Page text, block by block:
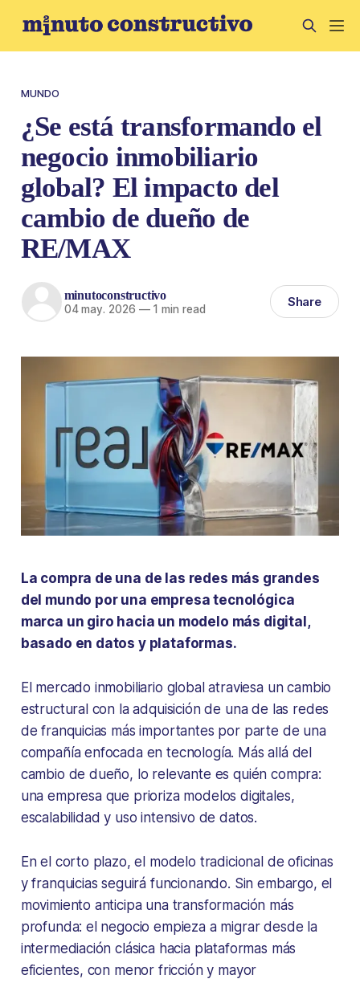
MUNDO
¿Se está transformando el
negocio inmobiliario
global? El impacto del
cambio de dueño de
RE/MAX
minutoconstructivo
04 may. 2026 —1 min read Share
La compra de una de las redes más grandes
del mundo por una empresa tecnológica
marca un giro hacia un modelo más digital,
basado en datos y plataformas.
El mercado inmobiliario global atraviesa un cambio
estructural con la adquisición de una de las redes
de franquicias más importantes por parte de una
compañía enfocada en tecnología. Más allá del
cambio de dueño, lo relevante es quién compra:
una empresa que prioriza modelos digitales,
escalabilidad y uso intensivo de datos.
En el corto plazo, el modelo tradicional de oficinas
y franquicias seguirá funcionando. Sin embargo, el
movimiento anticipa una transformación más
profunda: el negocio empieza a migrar desde la
intermediación clásica hacia plataformas más
eficientes, con menor fricción y mayor